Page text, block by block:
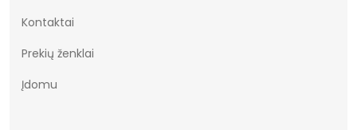
Kontaktai
Prekių ženklai
Įdomu